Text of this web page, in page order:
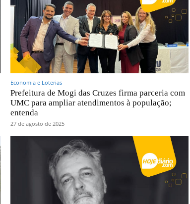
Economia e Loterias
Prefeitura de Mogi das Cruzes firma parceria com
UMC para ampliar atendimentos à população;
entenda
27 de agosto de 2025